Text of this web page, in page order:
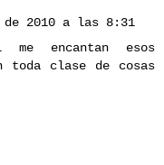
2010 a las 8:31
encantan esos
toda clase de cosas